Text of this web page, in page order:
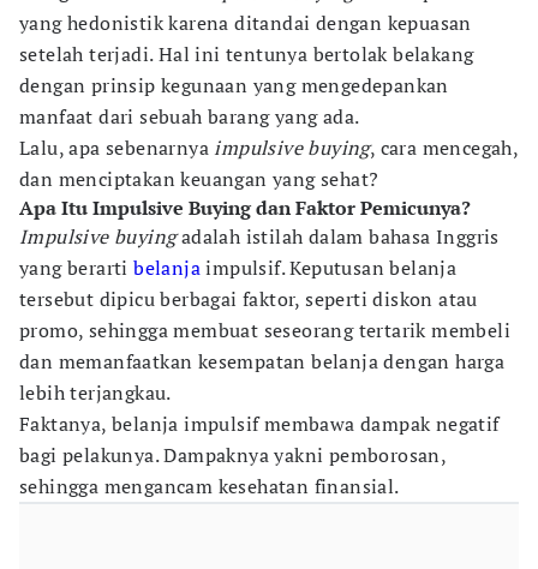
yang hedonistik karena ditandai dengan kepuasan
setelah terjadi. Hal ini tentunya bertolak belakang
dengan prinsip kegunaan yang mengedepankan
manfaat dari sebuah barang yang ada.
Lalu, apa sebenarnyaimpulsive buying, cara mencegah,
dan menciptakan keuangan yang sehat?
Apa Itu Impulsive Buying dan Faktor Pemicunya?
Impulsive buyingadalah istilah dalam bahasa Inggris
yang berartibelanjaimpulsif. Keputusan belanja
tersebut dipicu berbagai faktor, seperti diskon atau
promo, sehingga membuat seseorang tertarik membeli
dan memanfaatkan kesempatan belanja dengan harga
lebih terjangkau.
Faktanya, belanja impulsif membawa dampak negatif
bagi pelakunya. Dampaknya yakni pemborosan,
sehingga mengancam kesehatan finansial.